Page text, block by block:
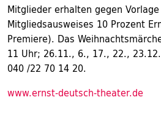
Mitglieder erhalten gegen
Mitgliedsausweises 10 Prozent
Premiere). Das
11 Uhr; 26.11., 6., 17., 22.,
040 /22 70 14 20.
www.ernst-deutsch-theater.de